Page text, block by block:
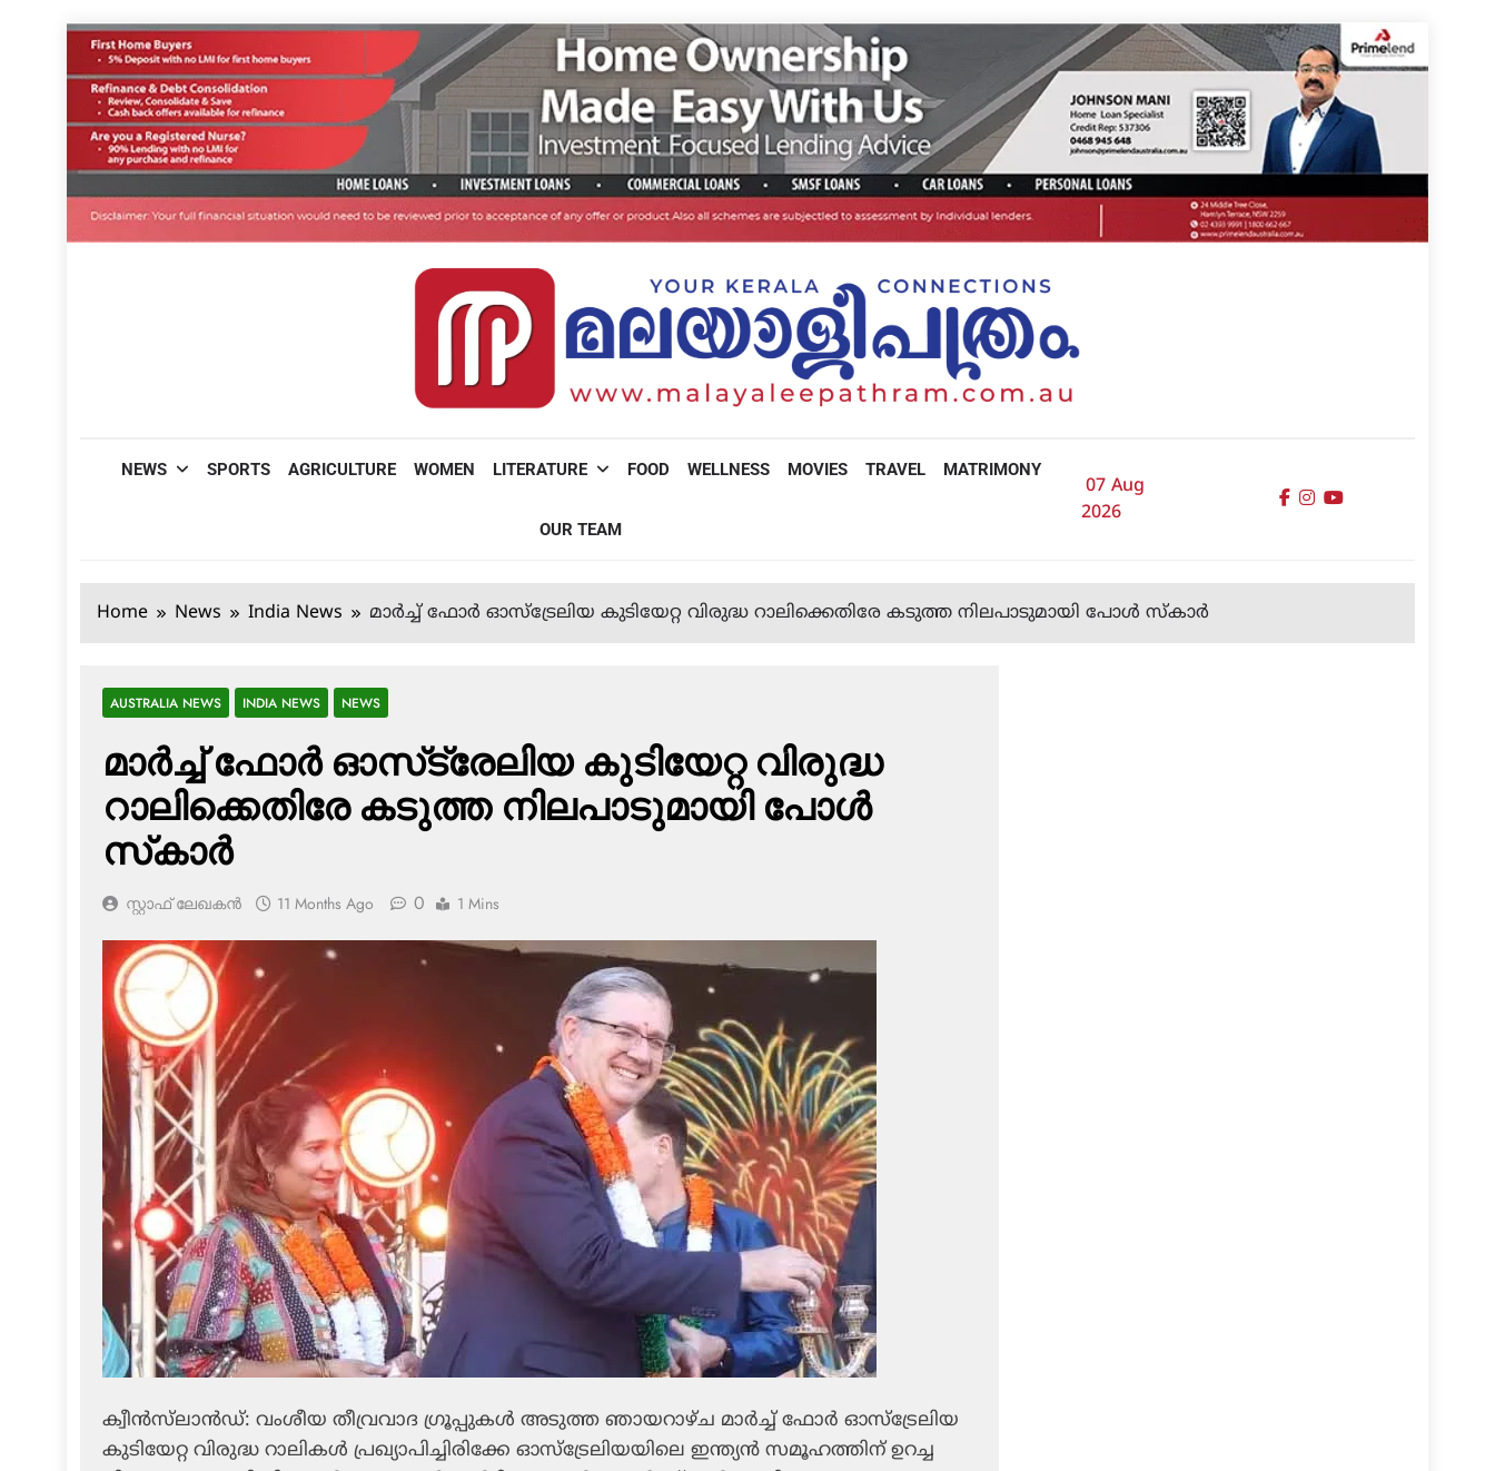
Skip
content
NEWS SPORTS AGRICULTURE WOMEN LITERATURE FOOD WELLNESS MOVIES TRAVEL MATRIMONY
OUR TEAM
07 Aug
2026
Home News India News മാര്‍ച്ച് ഫോര്‍ ഓസ്‌ട്രേലിയ കുടിയേറ്റ വിരുദ്ധ റാലിക്കെതിരേ കടുത്ത നിലപാടുമായി പോള്‍ സ്‌കാര്‍
AUSTRALIA NEWS INDIA NEWS NEWS
മാര്‍ച്ച് ഫോര്‍ ഓസ്‌ട്രേലിയ കുടിയേറ്റ വിരുദ്ധ
റാലിക്കെതിരേ കടുത്ത നിലപാടുമായി പോള്‍
സ്‌കാര്‍
സ്റ്റാഫ് ലേഖകൻ 11 Months Ago 0 1 Mins
ക്വീന്‍സ്‌ലാന്‍ഡ്: വംശീയ തീവ്രവാദ ഗ്രൂപ്പുകള്‍ അടുത്ത ഞായറാഴ്ച മാര്‍ച്ച് ഫോര്‍ ഓസ്‌ട്രേലിയ
കുടിയേറ്റ വിരുദ്ധ റാലികള്‍ പ്രഖ്യാപിച്ചിരിക്കേ ഓസ്‌ട്രേലിയയിലെ ഇന്ത്യന്‍ സമൂഹത്തിന് ഉറച്ച